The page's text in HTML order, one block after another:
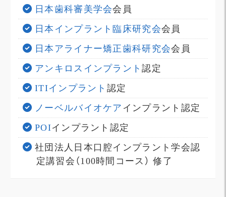
日本歯科審美学会会員
日本インプラント臨床研究会会員
日本アライナー矯正歯科研究会会員
アンキロスインプラント認定
ITIインプラント 認定
ノーベルバイオケア インプラント認定
POIインプラント認定
社団法人日本口腔インプラント学会認
定講習会（100時間コース） 修了